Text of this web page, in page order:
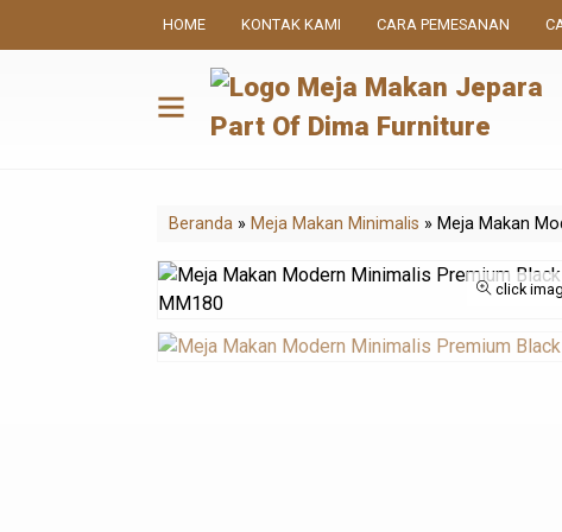
HOME KONTAK KAMI CARA PEMESANAN
Beranda » Meja Makan Minimalis » Meja Makan
click